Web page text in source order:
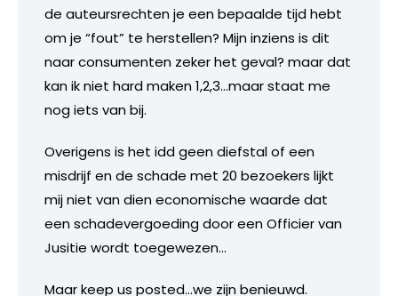
de auteursrechten je een bepaalde tijd hebt
om je “fout” te herstellen? Mijn inziens is dit
naar consumenten zeker het geval? maar dat
kan ik niet hard maken 1,2,3…maar staat me
nog iets van bij.
Overigens is het idd geen diefstal of een
misdrijf en de schade met 20 bezoekers lijkt
mij niet van dien economische waarde dat
een schadevergoeding door een Officier van
Jusitie wordt toegewezen…
Maar keep us posted…we zijn benieuwd.